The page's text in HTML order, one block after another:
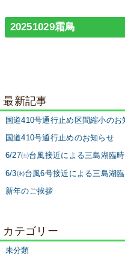
20251029霜鳥
最新記事
国道410号通行止め区間縮小のお
国道410号通行止めのお知らせ
6/27㈯台風接近による三島湖臨
6/3㈬台風6号接近による三島湖
新年のご挨拶
カテゴリー
未分類